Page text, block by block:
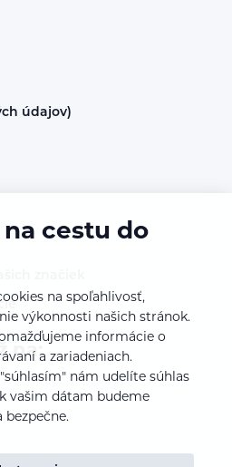
údajov)
na:
na cestu do
na spoľahlivosť,
výkonnosti našich stránok.
informácie o
a zariadeniach.
nám udelíte súhlas
vašim dátam budeme
bezpečne.